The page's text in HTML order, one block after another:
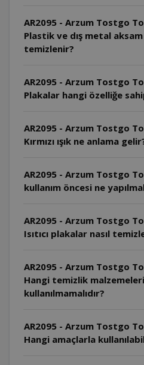
AR2095 - Arzum Tostgo
Plastik ve dış metal aksam
temizlenir?
AR2095 - Arzum Tostgo
Plakalar hangi özelliğe
AR2095 - Arzum Tostgo
Kırmızı ışık ne anlama
AR2095 - Arzum Tostgo
kullanım öncesi ne
AR2095 - Arzum Tostgo
Isıtıcı plakalar nasıl
AR2095 - Arzum Tostgo
Hangi temizlik malzemeleri
kullanılmamalıdır?
AR2095 - Arzum Tostgo
Hangi amaçlarla